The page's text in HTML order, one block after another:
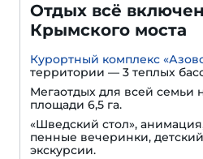
Отдых всё
Крымского моста
Курортный комплекс
территории — 3 теплых
Мегаотдых для всей семьи
площади 6,5 га.
«Шведский стол»,
пенные вечеринки,
экскурсии.